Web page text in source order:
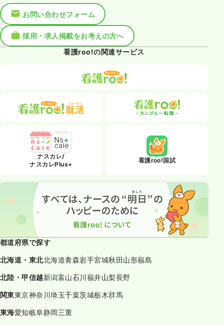
お問い合わせフォーム
採用・求人掲載をお考えの方へ
看護roo!の関連サービス
ナスカレ/
ナスカレPlus+
看護roo!国試
都道府県で探す
北海道・東北北海道青森岩手宮城秋田山形福島
北陸・甲信越新潟富山石川福井山梨長野
関東東京神奈川埼玉千葉茨城栃木群馬
東海愛知岐阜静岡三重